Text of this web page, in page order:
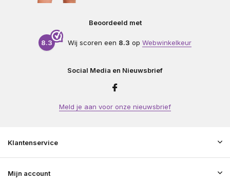
Beoordeeld met
8.3 Wij scoren een 8.3 op Webwinkelkeur
Social Media en Nieuwsbrief
Meld je aan voor onze nieuwsbrief
Klantenservice
Mijn account